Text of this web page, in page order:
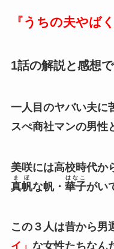
『うちの夫やば
1話の解説と感想
一人目のヤバい夫に
スぺ商社マンの男性
美咲には高校時代か
真帆
まほ
な帆・ 華子
はなこ
がい
この３人は昔から男
イ」 な女性たちなん